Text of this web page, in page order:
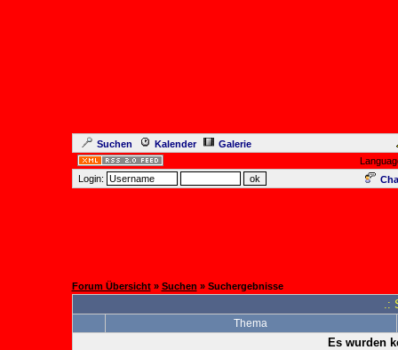
Suchen Kalender
Galerie
Login:
Forum Übersicht» Suchen » Suchergebnisse
.:
Thema
Es wurden